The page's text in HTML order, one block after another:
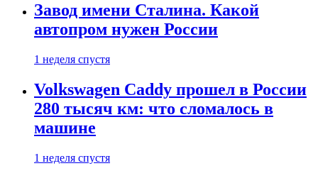
Завод имени Сталина. Какой
автопром нужен России
1 неделя спустя
Volkswagen Caddy прошел в России
280 тысяч км: что сломалось в
машине
1 неделя спустя